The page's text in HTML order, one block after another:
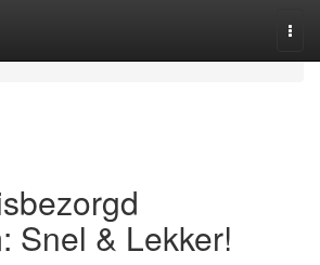
Snel & Lekker!